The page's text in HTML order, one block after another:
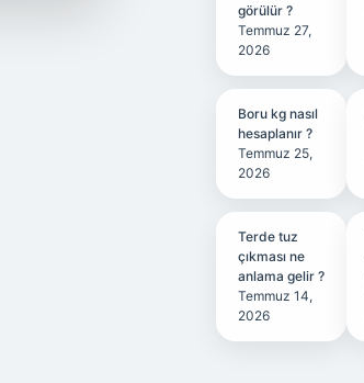
görülür ?
Temmuz 27,
2026
Boru kg nasıl
hesaplanır ?
Temmuz 25,
2026
Terde tuz
çıkması ne
anlama gelir ?
Temmuz 14,
2026